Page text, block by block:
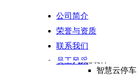
智能硬件
智慧云停车
公司简介
荣誉与资质
联系我们
员工风采